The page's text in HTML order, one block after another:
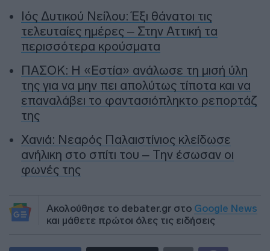
Ιός Δυτικού Νείλου: Έξι θάνατοι τις
τελευταίες ημέρες – Στην Αττική τα
περισσότερα κρούσματα
ΠΑΣΟΚ: Η «Εστία» ανάλωσε τη μισή ύλη
της για να μην πει απολύτως τίποτα και να
επαναλάβει το φαντασιόπληκτο ρεπορτάζ
της
Χανιά: Νεαρός Παλαιστίνιος κλείδωσε
ανήλικη στο σπίτι του – Την έσωσαν οι
φωνές της
Ακολούθησε το debater.gr στο Google News
και μάθετε πρώτοι όλες τις ειδήσεις